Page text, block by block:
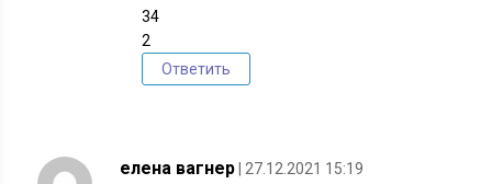
34
2
Ответить
елена вагнер
| 27.12.2021 15:19